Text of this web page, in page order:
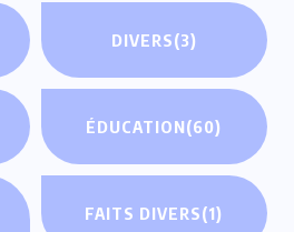
DIVERS(3)
ÉDUCATION(60)
FAITS DIVERS(1)